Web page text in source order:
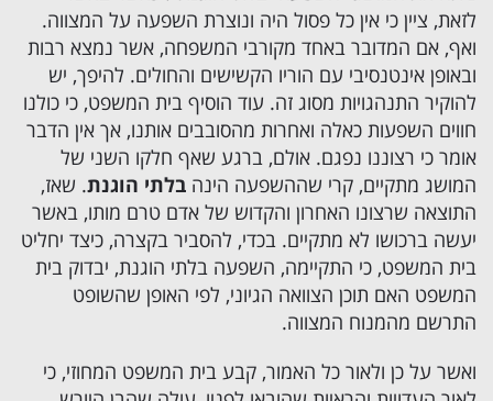
לזאת, ציין כי אין כל פסול היה ונוצרת השפעה על המצווה.
ואף, אם המדובר באחד מקורבי המשפחה, אשר נמצא רבות
ובאופן אינטנסיבי עם הוריו הקשישים והחולים. להיפך, יש
להוקיר התנהגויות מסוג זה. עוד הוסיף בית המשפט, כי כולנו
חווים השפעות כאלה ואחרות מהסובבים אותנו, אך אין הדבר
אומר כי רצוננו נפגם. אולם, ברגע שאף חלקו השני של
המושג מתקיים, קרי שההשפעה הינה בלתי הוגנת. שאז,
התוצאה שרצונו האחרון והקדוש של אדם טרם מותו, באשר
יעשה ברכושו לא מתקיים. בכדי, להסביר בקצרה, כיצד יחליט
בית המשפט, כי התקיימה, השפעה בלתי הוגנת, יבדוק בית
המשפט האם תוכן הצוואה הגיוני, לפי האופן שהשופט
התרשם מהמנוח המצווה.
ואשר על כן ולאור כל האמור, קבע בית המשפט המחוזי, כי